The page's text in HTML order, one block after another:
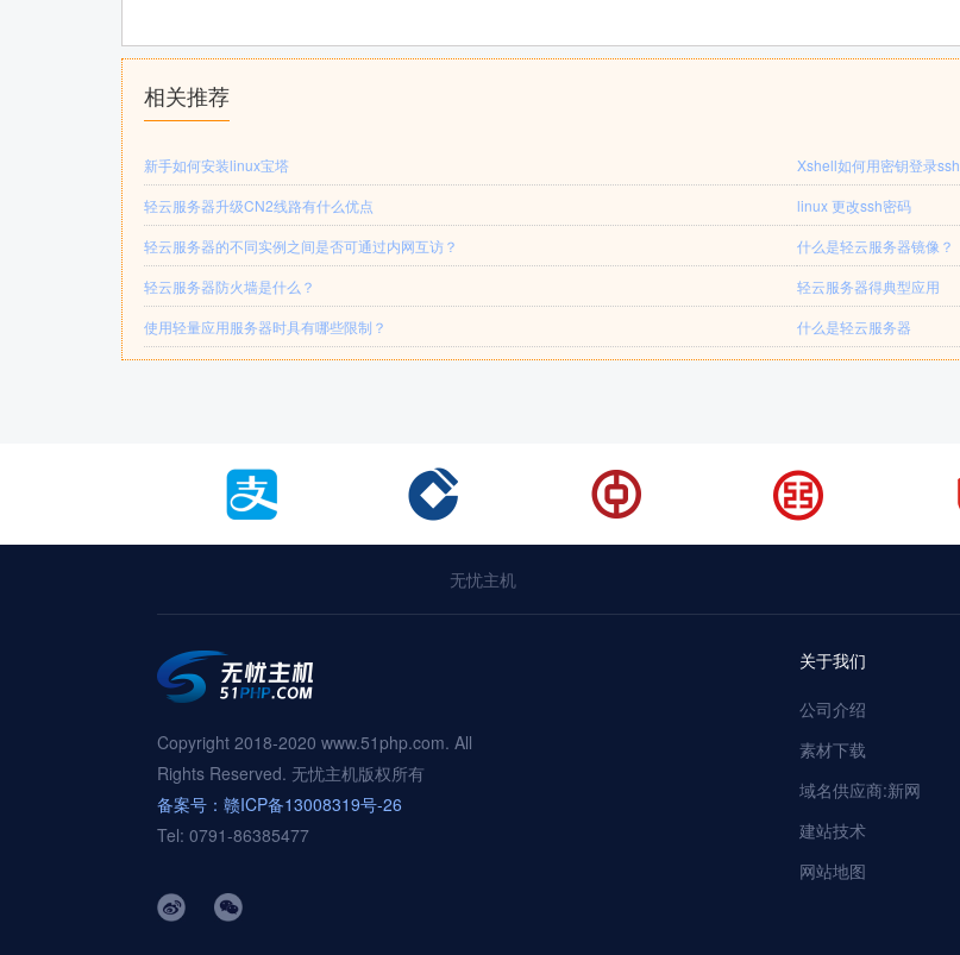
相关推荐
新手如何安装linux宝塔
Xshell如何用密钥登录ssh
轻云服务器升级CN2线路有什么优点
linux 更改ssh密码
轻云服务器的不同实例之间是否可通过内网互访？
什么是轻云服务器镜像？
轻云服务器防火墙是什么？
轻云服务器得典型应用
使用轻量应用服务器时具有哪些限制？
什么是轻云服务器
无忧主机
Copyright 2018-2020 www.51php.com. All
Rights Reserved. 无忧主机版权所有
备案号：赣ICP备13008319号-26
Tel: 0791-86385477
关于我们
公司介绍
素材下载
域名供应商:新网
建站技术
网站地图